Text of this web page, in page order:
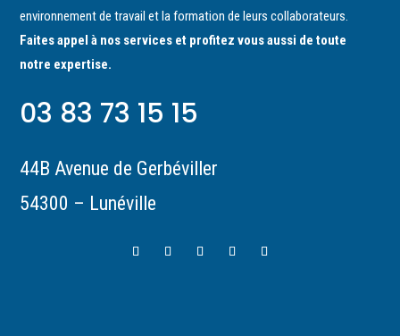
environnement de travail et la formation de leurs collaborateurs.
Faites appel à nos services et profitez vous aussi de toute
notre expertise.
03 83 73 15 15
44B Avenue de Gerbéviller
54300 – Lunéville